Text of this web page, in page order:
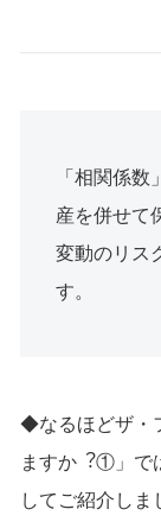
「相関係
産を併せて
変動のリス
す。
◆なるほどザ・
ますか︖①」で
してご紹介し